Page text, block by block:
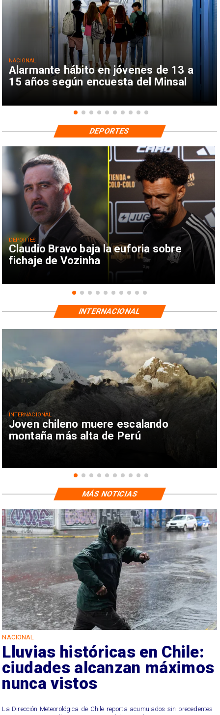
Alarmante hábito en jóvenes de 13 a
15 años según encuesta del Minsal
NACIONAL
Claudio Bravo baja la euforia sobre
fichaje de Vozinha
DEPORTES
DEPORTES
Joven chileno muere escalando
montaña más alta de Perú
INTERNACIONAL
INTERNACIONAL
NACIONAL
Lluvias históricas en Chile:
ciudades alcanzan máximos
nunca vistos
La Dirección Meteorológica de Chile reporta acumulados sin precedentes
MÁS NOTICIAS